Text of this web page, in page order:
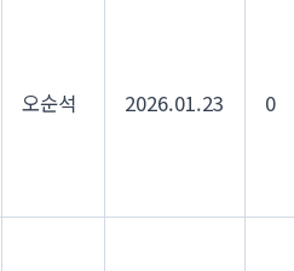
오순석 2026.01.23 0